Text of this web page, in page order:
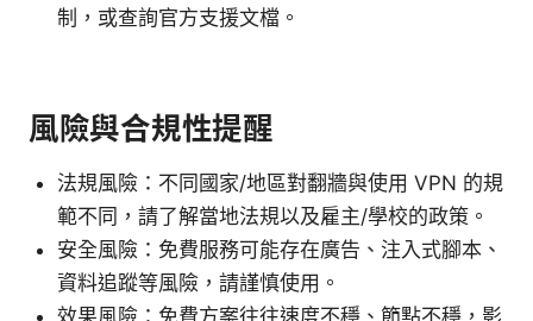
制，或查詢官方支援文檔。
風險與合規性提醒
法規風險：不同國家/地區對翻牆與使用 VPN 的規
範不同，請了解當地法規以及雇主/學校的政策。
安全風險：免費服務可能存在廣告、注入式腳本、
資料追蹤等風險，請謹慎使用。
效果風險：免費方案往往速度不穩、節點不穩，影